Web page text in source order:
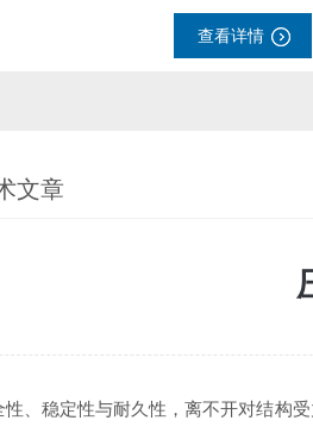
查看详情
文章
、稳定性与耐久性，离不开对结构受